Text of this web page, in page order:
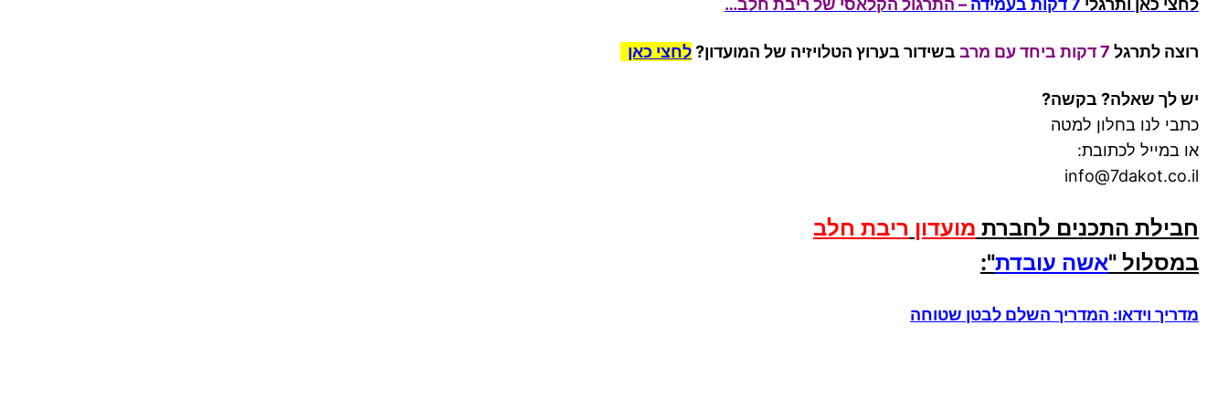
לחצי כאן ותרגלי – התרגול הקלאסי של ריבת חלב…
רוצה לתרגל 7 דקות ביחד עם מרב בשידור בערוץ הטלויזיה של המועדון?לחצי כאן
יש לך שאלה? בקשה?
כתבי לנו בחלון למטה
או במייל לכתובת:
info@7dakot.co.il
חבילת התכנים לחברת מועדון ריבת חלב
במסלול "אשה עובדת":
מדריך וידאו: המדריך השלם לבטן שטוחה